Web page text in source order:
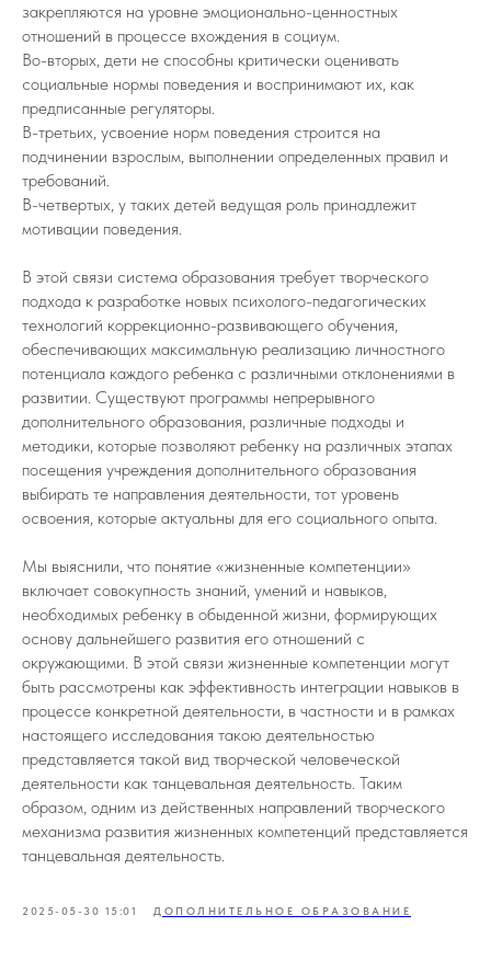
закрепляются на уровне эмоционально-ценностных
отношений в процессе вхождения в социум.
Во-вторых, дети не способны критически оценивать
социальные нормы поведения и воспринимают их, как
предписанные регуляторы.
В-третьих, усвоение норм поведения строится на
подчинении взрослым, выполнении определенных правил и
требований.
В-четвертых, у таких детей ведущая роль принадлежит
мотивации поведения.
В этой связи система образования требует творческого
подхода к разработке новых психолого-педагогических
технологий коррекционно-развивающего обучения,
обеспечивающих максимальную реализацию личностного
потенциала каждого ребенка с различными отклонениями в
развитии. Существуют программы непрерывного
дополнительного образования, различные подходы и
методики, которые позволяют ребенку на различных этапах
посещения учреждения дополнительного образования
выбирать те направления деятельности, тот уровень
освоения, которые актуальны для его социального опыта.
Мы выяснили, что понятие «жизненные компетенции»
включает совокупность знаний, умений и навыков,
необходимых ребенку в обыденной жизни, формирующих
основу дальнейшего развития его отношений с
окружающими. В этой связи жизненные компетенции могут
быть рассмотрены как эффективность интеграции навыков в
процессе конкретной деятельности, в частности и в рамках
настоящего исследования такою деятельностью
представляется такой вид творческой человеческой
деятельности как танцевальная деятельность. Таким
образом, одним из действенных направлений творческого
механизма развития жизненных компетенций представляется
танцевальная деятельность.
2025-05-30 15:01 ДОПОЛНИТЕЛЬНОЕ ОБРАЗОВАНИЕ